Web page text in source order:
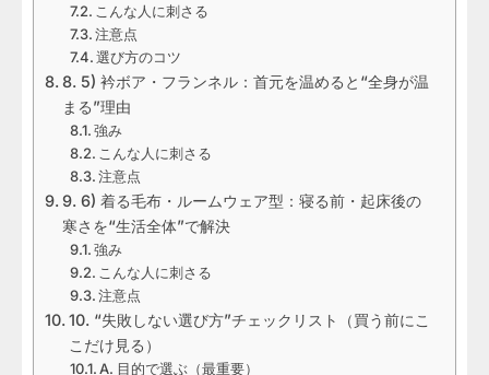
こんな人に刺さる
注意点
選び方のコツ
8. 5) 衿ボア・フランネル：首元を温めると“全身が温
まる”理由
強み
こんな人に刺さる
注意点
9. 6) 着る毛布・ルームウェア型：寝る前・起床後の
寒さを“生活全体”で解決
強み
こんな人に刺さる
注意点
10. “失敗しない選び方”チェックリスト（買う前にこ
こだけ見る）
A. 目的で選ぶ（最重要）